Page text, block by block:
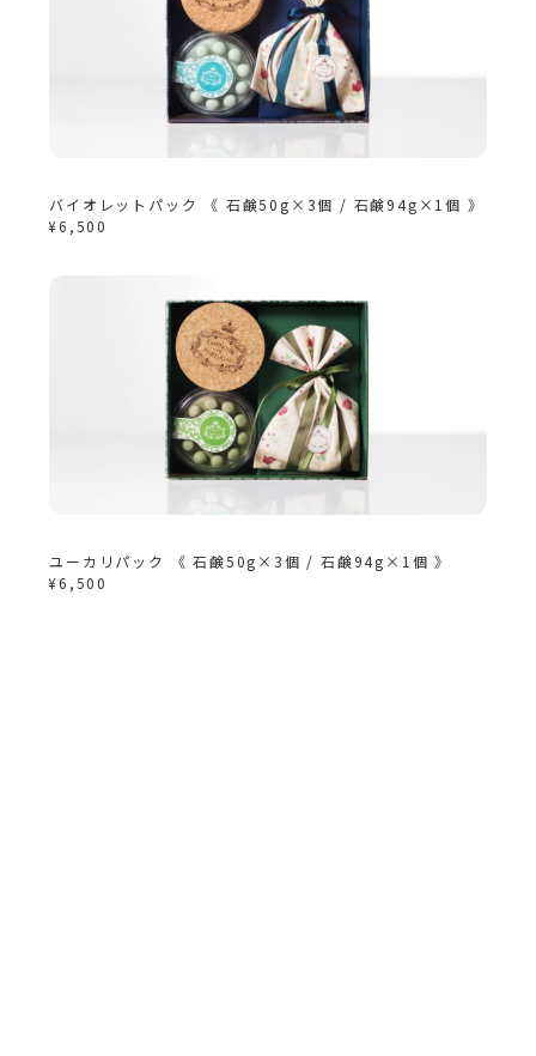
バイオレットパック 《 石鹸50g×3個 / 石鹸94g×1個 》
¥6,500
ユーカリパック 《 石鹸50g×3個 / 石鹸94g×1個 》
¥6,500